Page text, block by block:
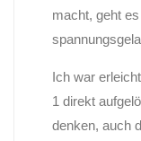
macht, geht
Ich war
1 direkt
denken, auch